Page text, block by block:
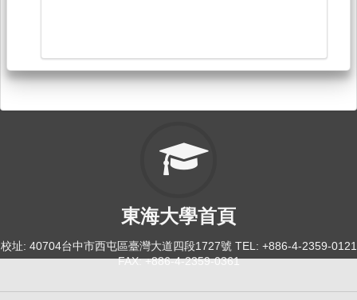
東海大學首頁
校址: 40704台中市西屯區臺灣大道四段1727號 TEL: +886-4-2359-0121
FAX: +886-4-2359-0361